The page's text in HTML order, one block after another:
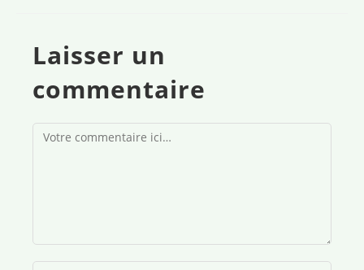
Laisser un
commentaire